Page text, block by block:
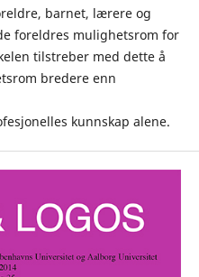
barnet, lærere og
foreldres mulighetsrom for
tilstreber med dette å
bredere enn
kunnskap alene.